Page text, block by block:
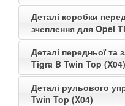
Деталі коробки
зчеплення для Opel
Деталі передньої та
Tigra B Twin Top (X04)
Деталі рульового
Twin Top (X04)